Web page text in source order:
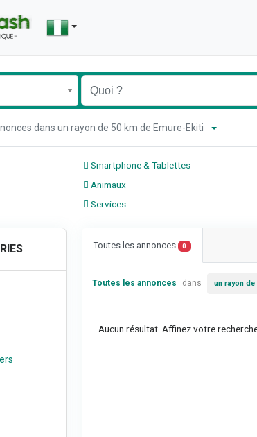
dans un rayon de 50 km de Emure-Ekiti
Smartphone & Tablettes
Animaux
Services
Toutes les annonces 0
Toutes les annonces dans un rayon de
Aucun résultat. Affinez votre